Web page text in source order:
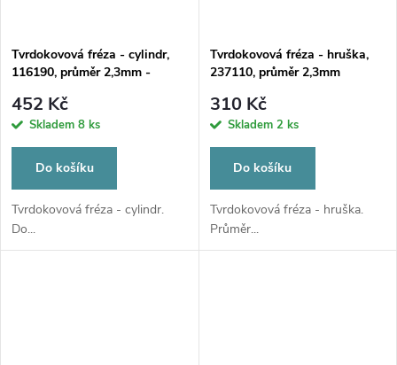
Tvrdokovová fréza - cylindr,
116190, průměr 2,3mm -
KUSŮ
452 Kč
Skladem 8 ks
Do košíku
Tvrdokovová fréza - cylindr.
Do...
Tvrdokovová fréza - hruška,
237110, průměr 2,3mm
310 Kč
Skladem 2 ks
Do košíku
Tvrdokovová fréza - hruška.
Průměr...